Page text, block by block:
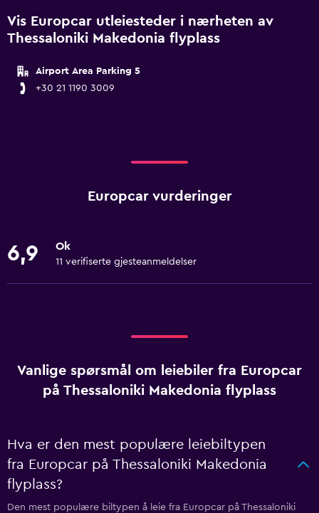
Vis Europcar utleiesteder i nærheten av
Thessaloniki Makedonia flyplass
Airport Area Parking 5
+30 21 1190 3009
Europcar vurderinger
6,9 Ok
11 verifiserte gjesteanmeldelser
Vanlige spørsmål om leiebiler fra Europcar
på Thessaloniki Makedonia flyplass
Hva er den mest populære leiebiltypen
fra Europcar på Thessaloniki Makedonia
flyplass?
Den mest populære biltypen å leie fra Europcar på Thessaloniki